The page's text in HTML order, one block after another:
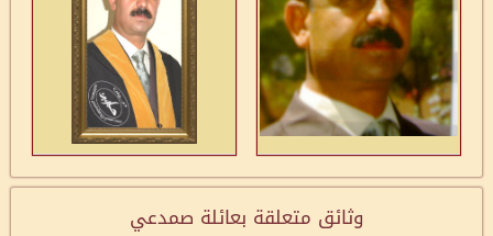
وثائق متعلقة بعائلة صمدعي